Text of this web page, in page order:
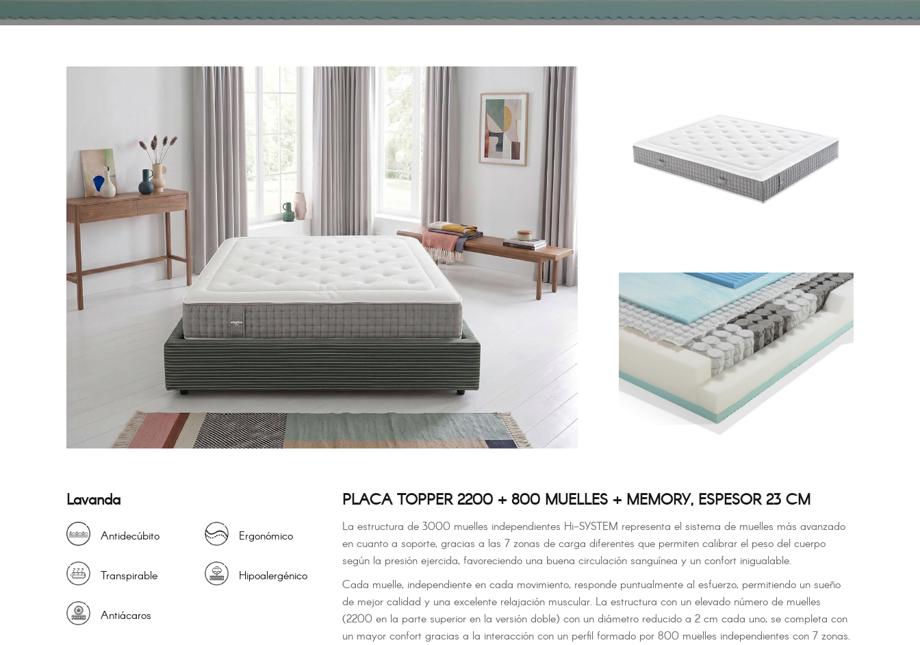
Lavanda
Antidecúbito Ergonómico
Transpirable Hipoalergénico
Antiácaros
PLACA TOPPER 2200 + 800 MUELLES + MEMORY, ESPESOR 23 CM
La estructura de 3000 muelles independientes Hi-SYSTEM representa el sistema de muelles más avanzado
en cuanto a soporte, gracias a las 7 zonas de carga diferentes que permiten calibrar el peso del cuerpo
según la presión ejercida, favoreciendo una buena circulación sanguínea y un confort inigualable.
Cada muelle, independiente en cada movimiento, responde puntualmente al esfuerzo, permitiendo un sueño
de mejor calidad y una excelente relajación muscular. La estructura con un elevado número de muelles
(2200 en la parte superior en la versión doble) con un diámetro reducido a 2 cm cada uno, se completa con
un mayor confort gracias a la interacción con un perfil formado por 800 muelles independientes con 7 zonas.